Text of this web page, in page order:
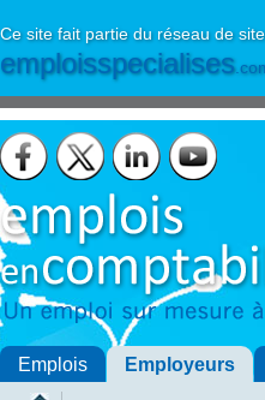
Ce site fait partie du réseau de
emploisspecialises
Emplois Employeurs